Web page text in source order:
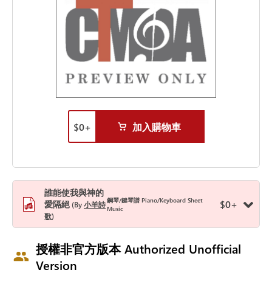
$0+ 加入購物車
誰能使我與神的
愛隔絕 By小羊詩
歌
鋼琴/鍵琴譜 Piano/Keyboard Sheet
Music
$0+
授權非官方版本 Authorized Unofficial
Version